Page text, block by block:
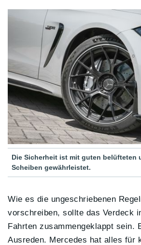
Die Sicherheit ist mit guten belüfteten
Scheiben gewährleistet.
Wie es die ungeschriebenen
vorschreiben, sollte das Verdeck
Fahrten zusammengeklappt sein.
Ausreden. Mercedes hat alles für